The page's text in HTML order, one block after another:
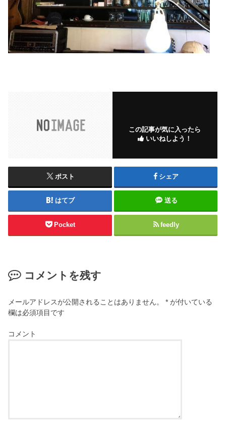
この記事が気に入ったら
いいねしよう！
ポスト シェア
はてブ 送る
Pocket feedly
コメントを残す
メールアドレスが公開されることはありません。 * が付いている
欄は必須項目です
コメント